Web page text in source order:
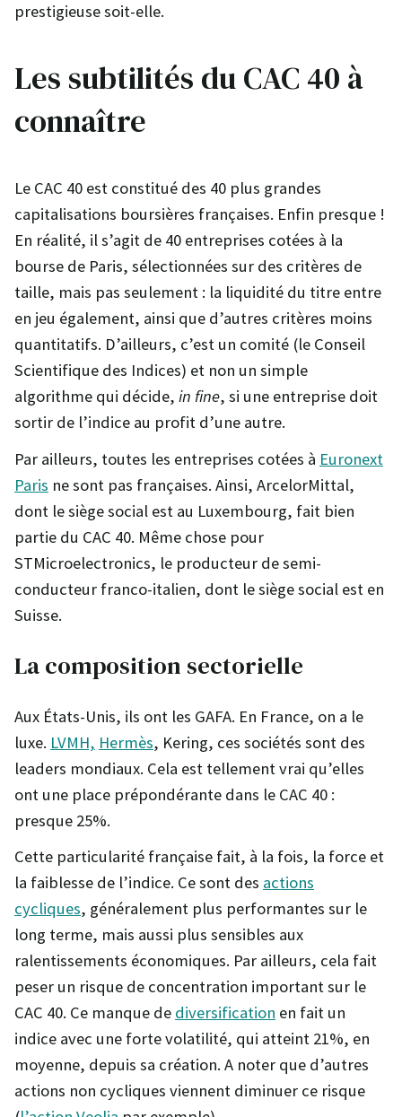
prestigieuse soit-elle.
Les subtilités du CAC 40 à
connaître
Le CAC 40 est constitué des 40 plus grandes
capitalisations boursières françaises. Enfin presque !
En réalité, il s’agit de 40 entreprises cotées à la
bourse de Paris, sélectionnées sur des critères de
taille, mais pas seulement : la liquidité du titre entre
en jeu également, ainsi que d’autres critères moins
quantitatifs. D’ailleurs, c’est un comité (le Conseil
Scientifique des Indices) et non un simple
algorithme qui décide, in fine, si une entreprise doit
sortir de l’indice au profit d’une autre.
Par ailleurs, toutes les entreprises cotées à Euronext
Paris ne sont pas françaises. Ainsi, ArcelorMittal,
dont le siège social est au Luxembourg, fait bien
partie du CAC 40. Même chose pour
STMicroelectronics, le producteur de semi-
conducteur franco-italien, dont le siège social est en
Suisse.
La composition sectorielle
Aux États-Unis, ils ont les GAFA. En France, on a le
luxe. LVMH, Hermès, Kering, ces sociétés sont des
leaders mondiaux. Cela est tellement vrai qu’elles
ont une place prépondérante dans le CAC 40 :
presque 25%.
Cette particularité française fait, à la fois, la force et
la faiblesse de l’indice. Ce sont des actions
cycliques, généralement plus performantes sur le
long terme, mais aussi plus sensibles aux
ralentissements économiques. Par ailleurs, cela fait
peser un risque de concentration important sur le
CAC 40. Ce manque de diversification en fait un
indice avec une forte volatilité, qui atteint 21%, en
moyenne, depuis sa création. A noter que d’autres
actions non cycliques viennent diminuer ce risque